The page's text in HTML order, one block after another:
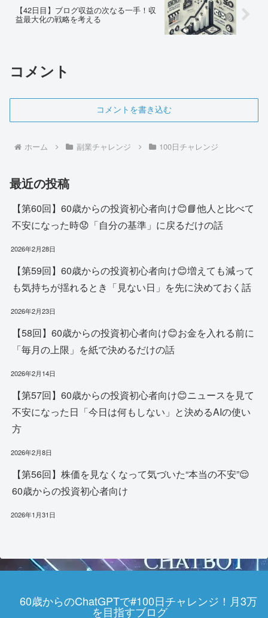
【42日目】ブログ収益の次なる一手！収
益最大化の戦略を考える
コメント
コメントを書き込む
ホーム 副業チャレンジ 100日チャレンジ
最近の投稿
【第60回】60歳からの投資初心者向け😊📘他人と比べて
不安になった時😟「自分の基準」に戻るだけの話
2026年2月28日
【第59回】60歳からの投資初心者向け😊増えても減って
も気持ちが揺れるとき「見ない日」を先に決めておく話
2026年2月23日
【58回】60歳からの投資初心者向け😊お金を入れる前に
「毎月の上限」を紙で決めるだけの話
2026年2月14日
【第57回】60歳からの投資初心者向け😊ニュースを見て
不安になった日「今日は何もしない」と決めるAIの使い
方
2026年2月8日
【第56回】株価を見なくなって気づいた“本当の不安”😌
60歳からの投資初心者向け
2026年1月31日
60歳からのChatGPTで#100日チャレンジ！月3万
を目指すブログ